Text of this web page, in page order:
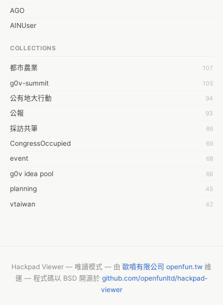
AGO
AINUser
Aaron Chen
Abby Chen
Abby Wu
Achernar Tseng
Acsa Lu
Ada Huang
Aeon Lin
Afey Hsu
Aging Huang
Ahdaa Yeh
Aimee Chen
Aki Nkz
COLLECTIONS
都市農業 107
g0v-summit 105
公有地大行動 94
公報 93
採訪共筆 86
CongressOccupied 69
event 68
g0v idea pool 66
planning 45
vtaiwan 42
2014INGO 29
summit2016 28
Hackpad Viewer — 唯讀模式 — 由 歐噴有限公司 openfun.tw 維
運 — 程式碼以 BSD 開源於 github.com/openfunltd/hackpad-
viewer